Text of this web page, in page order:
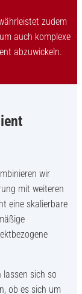
zudem
auch komplexe
abzuwickeln.
wir
mit weiteren
eine skalierbare
sich so
ob es sich um